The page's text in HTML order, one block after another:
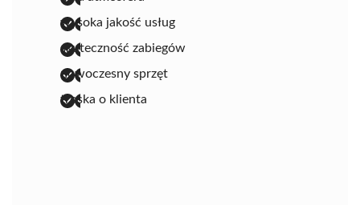
wysoka jakość usług
skuteczność zabiegów
nowoczesny sprzęt
troska o klienta